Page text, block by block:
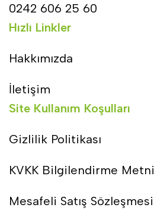
0242 606 25 60
Hızlı Linkler
Hakkımızda
İletişim
Site Kullanım Koşulları
Gizlilik Politikası
KVKK Bilgilendirme Metni
Mesafeli Satış Sözleşmesi